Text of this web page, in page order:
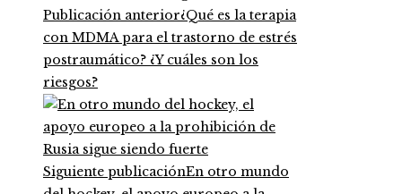
Publicación anterior¿Qué es la terapia
con MDMA para el trastorno de estrés
postraumático? ¿Y cuáles son los
riesgos?
Siguiente publicaciónEn otro mundo